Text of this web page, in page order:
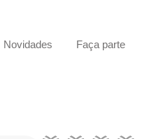
Novidades Faça parte